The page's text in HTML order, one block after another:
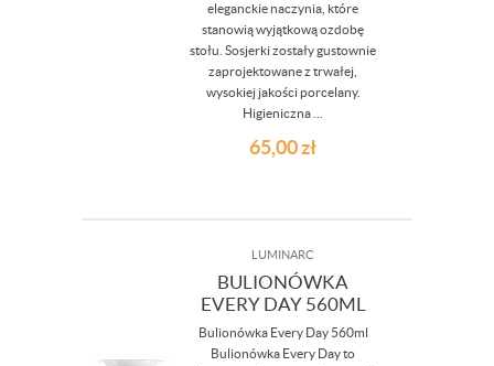
eleganckie naczynia, które
stanowią wyjątkową ozdobę
stołu. Sosjerki zostały gustownie
zaprojektowane z trwałej,
wysokiej jakości porcelany.
Higieniczna ...
65,00zł
LUMINARC
BULIONÓWKA
EVERY DAY 560ML
Bulionówka Every Day 560ml
Bulionówka Every Day to